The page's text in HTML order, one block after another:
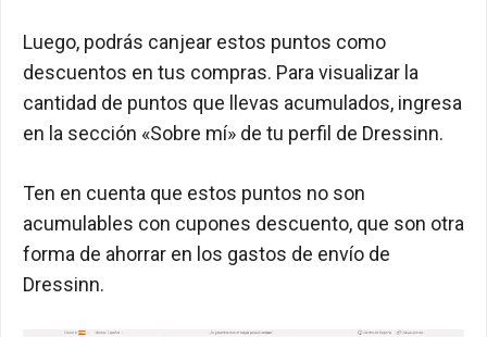
Luego, podrás canjear estos puntos como
descuentos en tus compras. Para visualizar la
cantidad de puntos que llevas acumulados, ingresa
en la sección «Sobre mí» de tu perfil de Dressinn.
Ten en cuenta que estos puntos no son
acumulables con cupones descuento, que son otra
forma de ahorrar en los gastos de envío de
Dressinn.